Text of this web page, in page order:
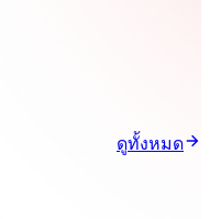
ดูทั้งหมด